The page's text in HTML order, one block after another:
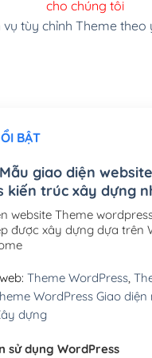
SMTP Mail cho site
+ Tên miền
quốc tế .com .net .org (1
Việt Nam .vn (1 năm)
SSD (1 năm)
SSD (1 năm) (+650,000₫)
SSD (1 năm)
cho chúng tôi
vụ tùy chỉnh Theme theo
BẬT
giao diện
kiến trúc xây dựng
website Theme
được xây dựng dựa trên
Theme WordPress,
WordPress Giao diện
dựng
sử dụng WordPress